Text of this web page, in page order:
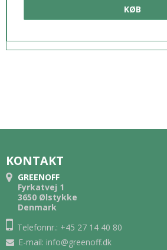
KØB
KONTAKT
GREENOFF
Fyrkatvej 1
3650 Ølstykke
Denmark
Telefonnr.: +45 27 14 40 80
E-mail: info@greenoff.dk